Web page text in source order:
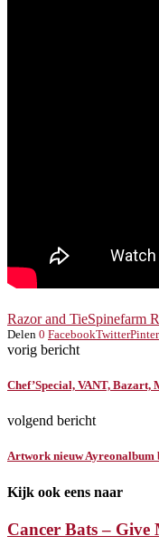
Razor and TieSpinefarm
Delen 0 FacebookTwitter
vorig bericht
Chef’Special, VANT, Bazart,
volgend bericht
Artwork nieuw Ayreonalbum
Kijk ook eens naar
Cancer Bats – Give